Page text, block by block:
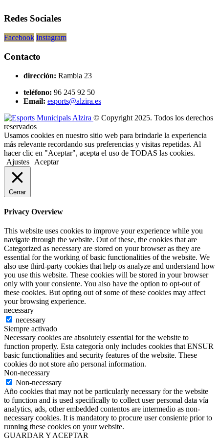
Redes Sociales
Facebook Instagram
Contacto
dirección: Rambla 23
teléfono: 96 245 92 50
Email: esports@alzira.es
© Copyright 2025. Todos los derechos
reservados
Usamos cookies en nuestro sitio web para brindarle la experiencia
más relevante recordando sus preferencias y visitas repetidas. Al
hacer clic en "Aceptar", acepta el uso de TODAS las cookies.
Ajustes
Aceptar
Cerrar
Privacy Overview
This website uses cookies to improve your experience while you
navigate through the website. Out of these, the cookies that are
Categorized as necessary are stored on your browser as they are
essential for the working of basic functionalities of the website. We
also use third-party cookies that help os analyze and understand how
you use this website. These cookies will be stored in your browser
only with your consiente. You also have the option to opt-out of
these cookies. But opting out of some of these cookies may affect
your browsing experience.
necessary
necessary
Siempre activado
Necessary cookies are absolutely essential for the website to
function properly. Esta categoría only includes cookies that ENSUR
basic functionalities and security features of the website. These
cookies do not store año personal information.
Non-necessary
Non-necessary
Año cookies that may not be particularly necessary for the website
to function and is used specifically to collect user personal data vía
analytics, ads, other embedded contentos are intermedio as non-
necessary cookies. It is mandatory to procure user consiente prior to
running these cookies on your website.
GUARDAR Y ACEPTAR